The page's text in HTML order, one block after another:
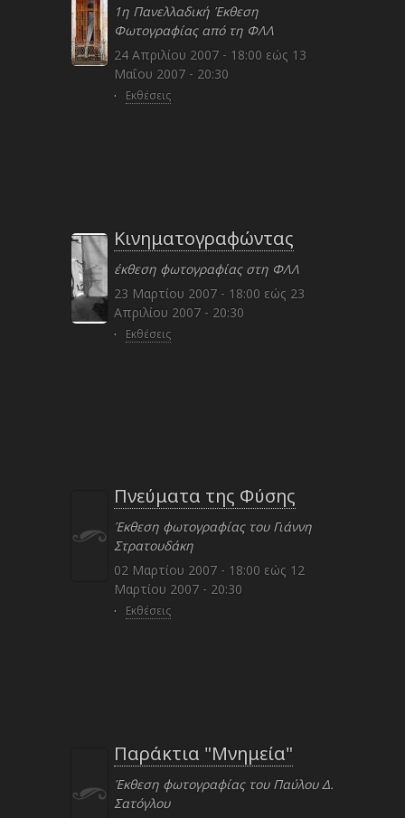
1η Πανελλαδική Έκθεση
Φωτογραφίας από τη ΦΛΛ
24 Απριλίου 2007 - 18:00 εώς 13
Μαΐου 2007 - 20:30
· Εκθέσεις
Κινηματογραφώντας
έκθεση φωτογραφίας στη ΦΛΛ
23 Μαρτίου 2007 - 18:00 εώς 23
Απριλίου 2007 - 20:30
· Εκθέσεις
Πνεύματα της Φύσης
Έκθεση φωτογραφίας του Γιάννη
Στρατουδάκη
02 Μαρτίου 2007 - 18:00 εώς 12
Μαρτίου 2007 - 20:30
· Εκθέσεις
Παράκτια "Μνημεία"
Έκθεση φωτογραφίας του Παύλου Δ.
Σατόγλου